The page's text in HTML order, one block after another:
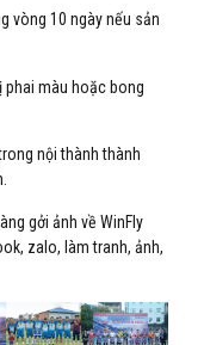
vòng 10 ngày nếu sản
phai màu hoặc bong
nội thành thành
gởi ảnh về WinFly
zalo, làm tranh, ảnh,